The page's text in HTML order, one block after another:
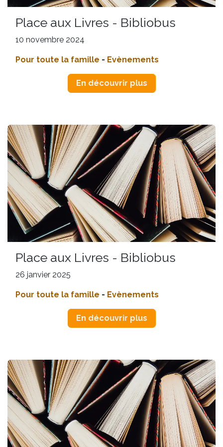
Place aux Livres - Bibliobus
10 novembre 2024
Pour toute la famille - Evènements
En découvrir plus
Place aux Livres - Bibliobus
26 janvier 2025
Pour toute la famille - Evènements
En découvrir plus